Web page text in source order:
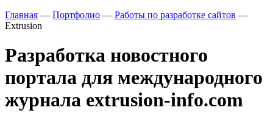
Главная — Портфолио — Работы по разработке сайтов —
Extrusion
Разработка новостного
портала для международного
журнала extrusion-info.com